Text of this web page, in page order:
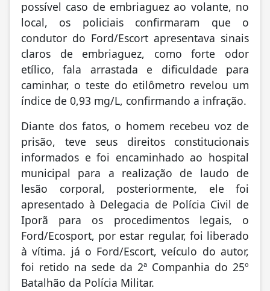
possível caso de embriaguez ao volante, no
local, os policiais confirmaram que o
condutor do Ford/Escort apresentava sinais
claros de embriaguez, como forte odor
etílico, fala arrastada e dificuldade para
caminhar, o teste do etilômetro revelou um
índice de 0,93 mg/L, confirmando a infração.
Diante dos fatos, o homem recebeu voz de
prisão, teve seus direitos constitucionais
informados e foi encaminhado ao hospital
municipal para a realização de laudo de
lesão corporal, posteriormente, ele foi
apresentado à Delegacia de Polícia Civil de
Iporã para os procedimentos legais, o
Ford/Ecosport, por estar regular, foi liberado
à vítima. já o Ford/Escort, veículo do autor,
foi retido na sede da 2ª Companhia do 25º
Batalhão da Polícia Militar.